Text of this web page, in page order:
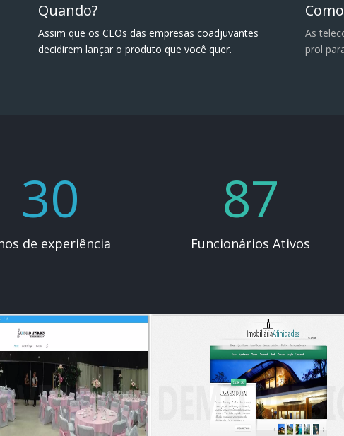
Quando?
Assim que os CEOs das empresas coadjuvantes
decidirem lançar o produto que você quer.
As
prol
30
de experiência
87
Funcionários Ativos